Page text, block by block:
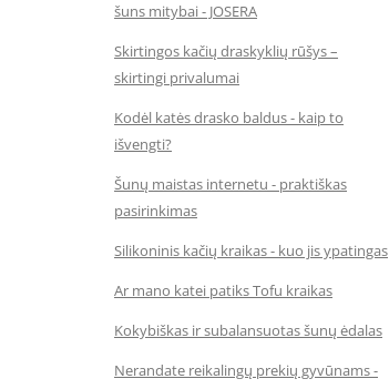
šuns mitybai - JOSERA
Skirtingos kačių draskyklių rūšys –
skirtingi privalumai
Kodėl katės drasko baldus - kaip to
išvengti?
Šunų maistas internetu - praktiškas
pasirinkimas
Silikoninis kačių kraikas - kuo jis ypatingas
Ar mano katei patiks Tofu kraikas
Kokybiškas ir subalansuotas šunų ėdalas
Nerandate reikalingų prekių gyvūnams -